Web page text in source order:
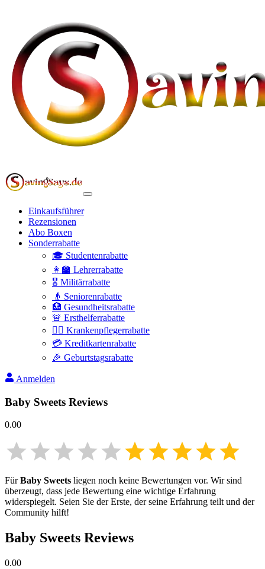
Einkaufsführer
Rezensionen
Abo Boxen
Sonderrabatte
🎓 Studentenrabatte
👩‍🏫 Lehrerrabatte
🎖️ Militärrabatte
👴 Seniorenrabatte
🏥 Gesundheitsrabatte
🚨 Ersthelferrabatte
👩‍⚕️ Krankenpflegerrabatte
💳 Kreditkartenrabatte
🎉 Geburtstagsrabatte
Anmelden
Baby Sweets Reviews
0.00
FürBaby Sweets liegen noch keine Bewertungen vor. Wir sind
überzeugt, dass jede Bewertung eine wichtige Erfahrung
widerspiegelt. Seien Sie der Erste, der seine Erfahrung teilt und der
Community hilft!
Baby Sweets Reviews
0.00